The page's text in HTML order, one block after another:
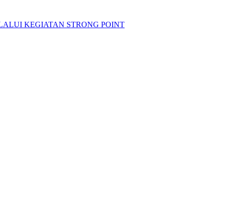
KEGIATAN STRONG POINT